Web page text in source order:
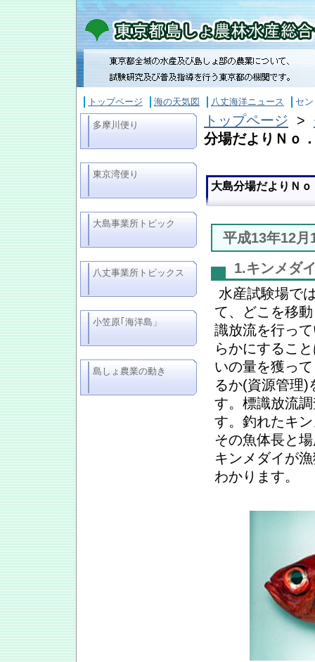
トップページ 海の天気図 八丈海洋ニュース セ
多摩川便り
東京湾便り
大島事業所トピック
八丈事業所トピックス
小笠原｢海洋島」
島しょ農業の動き
トップページ >
分場だよりＮｏ
大島分場だよりＮ
平成13年12
1.キンメダ
水産試験場で
て、どこを移
識放流を行っ
らかにするこ
いの量を獲っ
るか(資源管理)
す。標識放流
す。釣れたキ
その魚体長と
キンメダイが
わかります。